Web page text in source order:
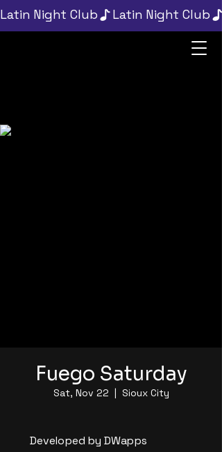
Latin Night Club
Fuego Saturday
Sat, Nov 22
  |
Sioux City
Developed by DWapps